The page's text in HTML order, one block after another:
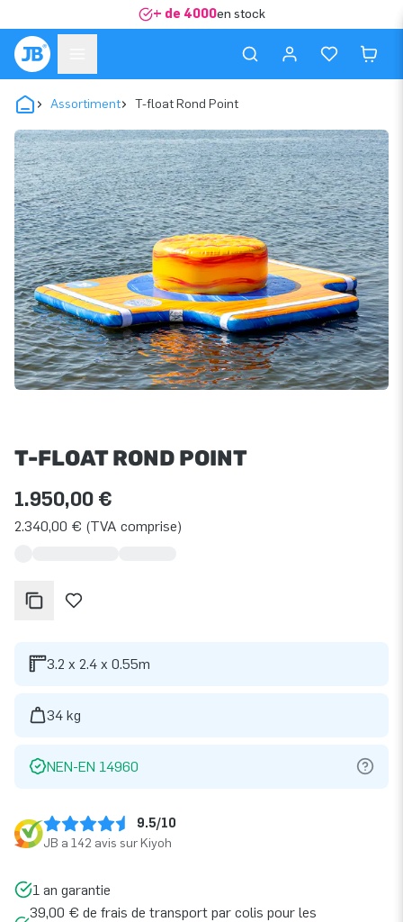
+ de 4000en stock
Assortiment T-float Rond Point
T-FLOAT ROND POINT
1.950,00 €
2.340,00 € (TVA comprise)
3.2 x 2.4 x 0.55m
34 kg
NEN-EN 14960
9.5/10
JB a 142 avis sur Kiyoh
1 an garantie
39,00 € de frais de transport par colis pour les